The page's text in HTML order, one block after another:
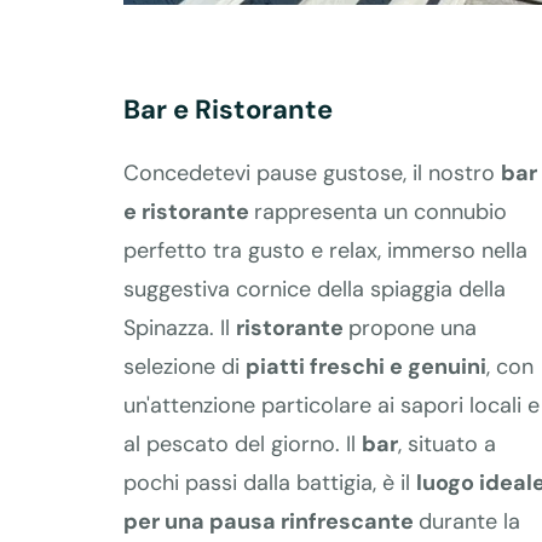
Bar e Ristorante
Concedetevi pause gustose, il nostro bar
e ristorante rappresenta un connubio
perfetto tra gusto e relax, immerso nella
suggestiva cornice della spiaggia della
Spinazza. Il ristorante propone una
selezione di piatti freschi e genuini, con
un'attenzione particolare ai sapori locali e
al pescato del giorno. Il bar, situato a
pochi passi dalla battigia, è il luogo
per una pausa rinfrescante durante la